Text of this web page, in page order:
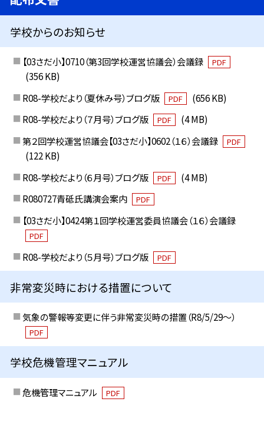
学校からのお知らせ
【03さだ小】0710（第3回学校運営協議会）会議録 PDF
(356 KB)
R08-学校だより（夏休み号）ブログ版
PDF
(656 KB)
R08-学校だより（７月号）ブログ版
PDF
(4 MB)
第２回学校運営協議会【03さだ小】0602（１６）会議録
PDF
(122 KB)
R08-学校だより（６月号）ブログ版
PDF
(4 MB)
R080727青砥氏講演会案内
PDF
【03さだ小】0424第１回学校運営委員協議会（１６）会議録
PDF
R08-学校だより（５月号）ブログ版 PDF
非常変災時における措置について
気象の警報等変更に伴う非常変災時の措置（R8/5/29〜）
PDF
学校危機管理マニュアル
危機管理マニュアル PDF